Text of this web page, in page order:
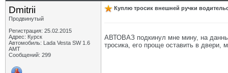
Dmitrii
Продвинутый
Регистрация: 25.02.2015
Адрес: Курск
Автомобиль: Lada Vesta SW 1.6
АМТ
Сообщений: 299
Куплю тросик внешней ручки
АВТОВАЗ подкинул мне мину, на
тросика, его проще оставить в двери,